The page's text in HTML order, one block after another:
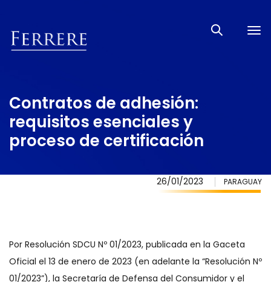
Contratos de adhesión:
requisitos esenciales y
proceso de certificación
26/01/2023 PARAGUAY
Por Resolución SDCU Nº 01/2023, publicada en la Gaceta
Oficial el 13 de enero de 2023 (en adelante la “Resolución Nº
01/2023”), la Secretaría de Defensa del Consumidor y el